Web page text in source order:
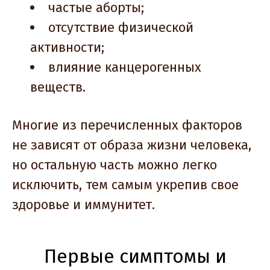
частые аборты;
отсутствие физической
активности;
влияние канцерогенных
веществ.
Многие из перечисленных факторов
не зависят от образа жизни человека,
но остальную часть можно легко
исключить, тем самым укрепив свое
здоровье и иммунитет.
Первые симптомы и